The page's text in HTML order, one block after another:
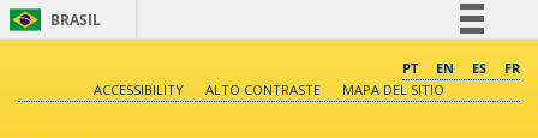
BRASIL
Comunica BR
PT EN ES
FR
ACCESSIBILITY
ALTO CONTRASTE MAPA DEL SITIO